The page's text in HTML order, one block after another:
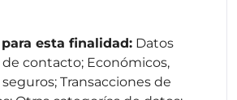
esta finalidad: Datos
contacto; Económicos,
Transacciones de